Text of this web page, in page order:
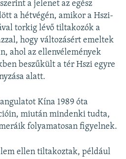
a jelenet az egész
a hétvégén, amikor a Hszi-
torkig lévő tiltakozók a
hogy változásért emeltek
ahol az ellenvélemények
beszűkült a tér Hszi egyre
alatt.
Kína 1989 óta
miután mindenki tudta,
folyamatosan figyelnek.
ellen tiltakoztak, például